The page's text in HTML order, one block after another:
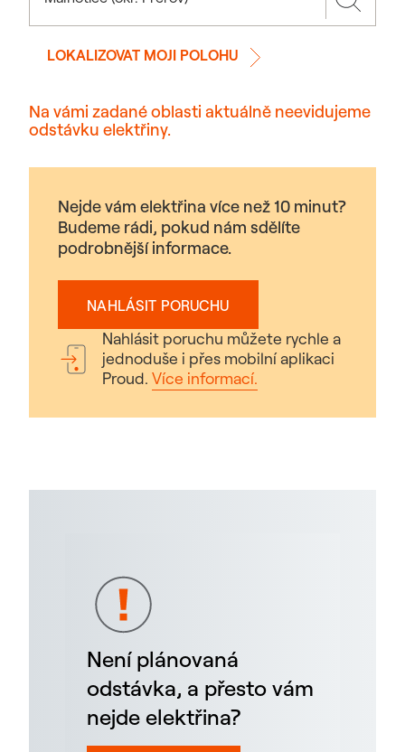
LOKALIZOVAT MOJI POLOHU
Na vámi zadané oblasti aktuálně neevidujeme
odstávku elektřiny.
Nejde vám elektřina více než 10 minut?
Budeme rádi, pokud nám sdělíte
podrobnější informace.
NAHLÁSIT PORUCHU
Nahlásit poruchu můžete rychle a
jednoduše i přes mobilní aplikaci
Proud. Více informací.
Není plánovaná
odstávka, a přesto vám
nejde elektřina?